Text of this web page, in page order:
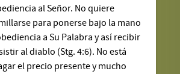
al Señor. No quiere
para ponerse bajo la mano
a Su Palabra y así recibir
al diablo (Stg. 4:6). No está
el precio presente y mucho